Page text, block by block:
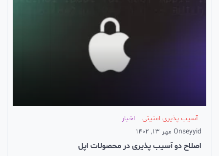
آسیب پذیری امنیتی
اخبار
seyyid
On مهر 13, 1402
اصلاح دو آسیب پذیری در محصولات اپل